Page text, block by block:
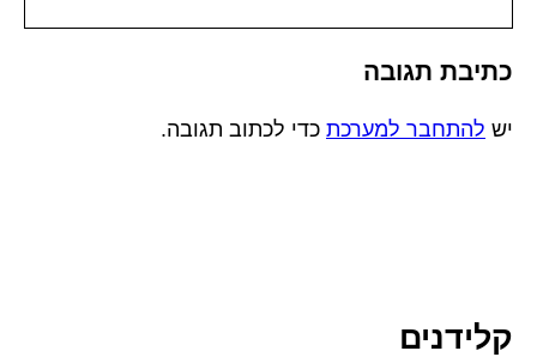
כתיבת תגובה
יש להתחבר למערכת כדי לכתוב תגובה.
קלידנים